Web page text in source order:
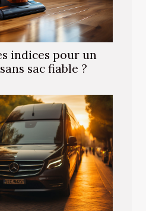
indices pour un
sac fiable ?